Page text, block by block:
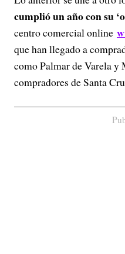
cumplió un año con su
centro comercial online
que han llegado a
como Palmar de Varela
compradores de Santa